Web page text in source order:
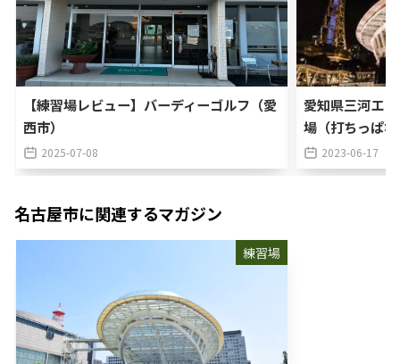
【練習場レビュー】バーディーゴルフ（愛
西市）
2025-07-08
愛知県三河エ
場（打ちっぱ
2023-06-17
名古屋市に関連するマガジン
練習場